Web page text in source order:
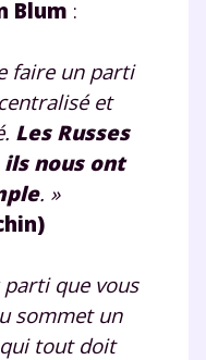
Blum :
faire un parti
et
Les Russes
ils nous ont
. »
parti que vous
sommet un
tout doit